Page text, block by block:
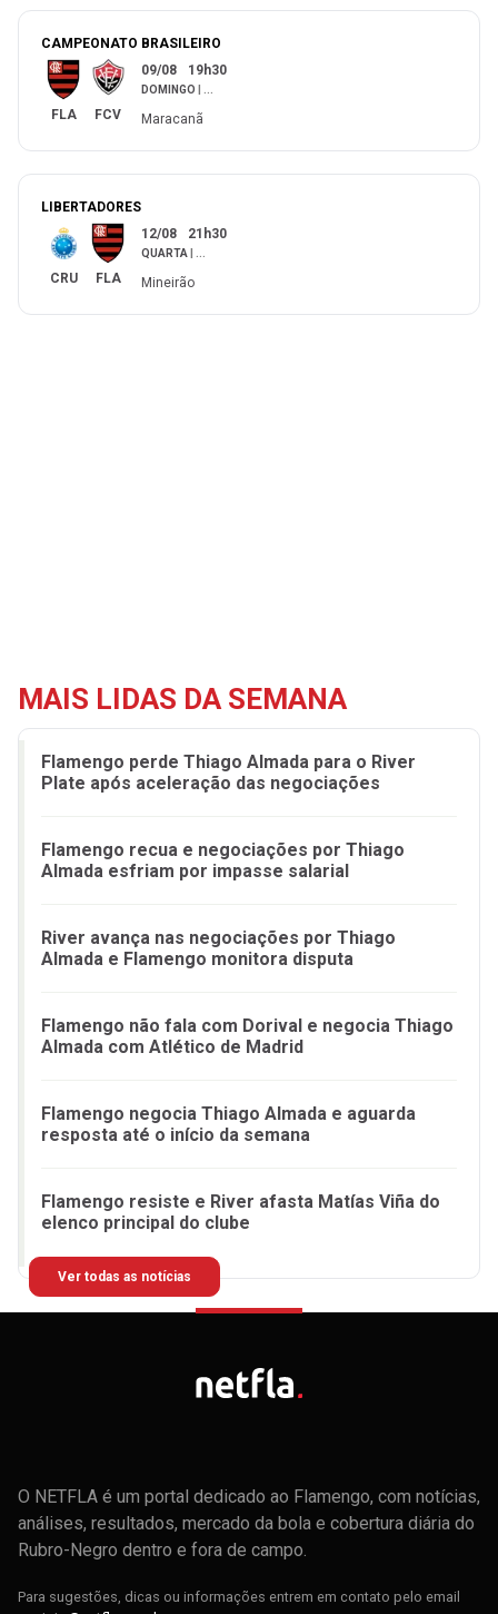
CAMPEONATO BRASILEIRO
FLA FCV
09/08 19h30
DOMINGO
Maracanã
LIBERTADORES
CRU FLA
12/08 21h30
QUARTA
Mineirão
MAIS LIDAS DA SEMANA
Flamengo perde Thiago Almada para o River
Plate após aceleração das negociações
Flamengo recua e negociações por Thiago
Almada esfriam por impasse salarial
River avança nas negociações por Thiago
Almada e Flamengo monitora disputa
Flamengo não fala com Dorival e negocia Thiago
Almada com Atlético de Madrid
Flamengo negocia Thiago Almada e aguarda
resposta até o início da semana
Flamengo resiste e River afasta Matías Viña do
elenco principal do clube
Ver todas as notícias
O NETFLA é um portal dedicado ao Flamengo, com notícias,
análises, resultados, mercado da bola e cobertura diária do
Rubro-Negro dentro e fora de campo.
Para sugestões, dicas ou informações entrem em contato pelo email